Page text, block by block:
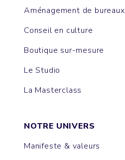
Aménagement de bureaux
Conseil en culture
Boutique sur-mesure
Le Studio
La Masterclass
NOTRE UNIVERS
Manifeste & valeurs